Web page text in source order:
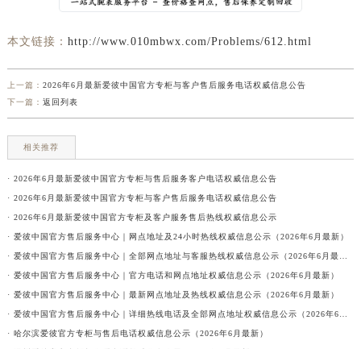
本文链接： http://www.010mbwx.com/Problems/612.html
上一篇： 2026年6月最新爱彼中国官方专柜与客户售后服务电话权威信息公告
下一篇： 返回列表
相关推荐
· 2026年6月最新爱彼中国官方专柜与售后服务客户电话权威信息公告
· 2026年6月最新爱彼中国官方专柜与客户售后服务电话权威信息公告
· 2026年6月最新爱彼中国官方专柜及客户服务售后热线权威信息公示
· 爱彼中国官方售后服务中心｜网点地址及24小时热线权威信息公示（2026年6月最新）
· 爱彼中国官方售后服务中心｜官方电话和网点地址权威信息公示（2026年6月最新）
· 爱彼中国官方售后服务中心｜最新网点地址及热线权威信息公示（2026年6月最新）
· 哈尔滨爱彼官方专柜与售后电话权威信息公示（2026年6月最新）